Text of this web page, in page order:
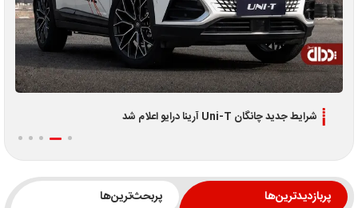
اطلاعیه جدید فروش اقساطی لوکانو L7 و L8 ویژه تیر 1405
پربازدیدترین‌ها پربحث‌ترین‌ها